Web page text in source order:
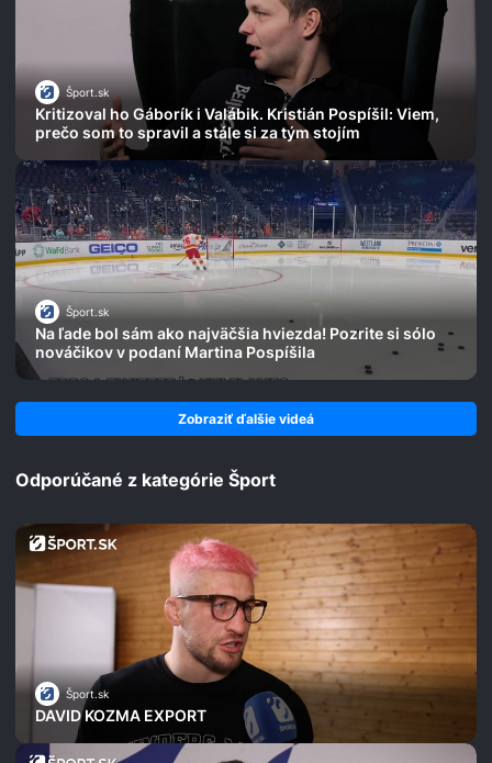
Šport.sk
Kritizoval ho Gáborík i Valábik. Kristián Pospíšil: Viem,
prečo som to spravil a stále si za tým stojím
Šport.sk
Na ľade bol sám ako najväčšia hviezda! Pozrite si sólo
nováčikov v podaní Martina Pospíšila
Zobraziť ďalšie videá
Odporúčané z kategórie Šport
Šport.sk
DAVID KOZMA EXPORT